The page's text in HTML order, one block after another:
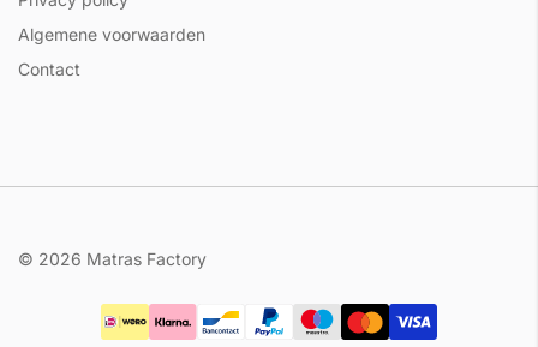
Algemene voorwaarden
Contact
© 2026 Matras Factory